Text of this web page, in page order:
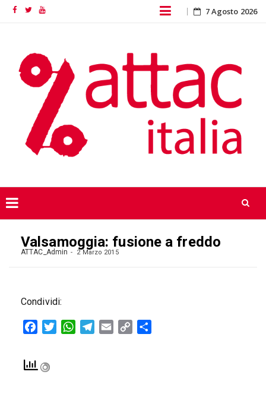
FacebookTwitterYouTube Skip
content
7 Agosto 2026
content
Valsamoggia: fusione a freddo
ATTAC_Admin 2 Marzo 2015
Condividi:
FacebookTwitterWhatsAppTelegram
Email
Copy